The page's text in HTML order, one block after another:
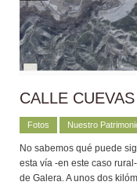
CALLE
Fotos Nuestro
No sabemos qué puede
esta vía -en este caso
de Galera. A unos dos